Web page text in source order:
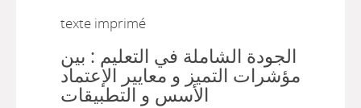
texte imprimé
الجودة الشاملة في التعليم : بين
مؤشرات التميز و معايير الإعتماد
الأسس و التطبيقات